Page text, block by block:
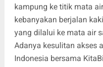
kampung ke titik mata
kebanyakan berjalan
yang dilalui ke mata air
Adanya kesulitan akses
Indonesia bersama